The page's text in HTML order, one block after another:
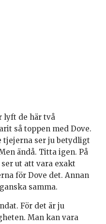
lyft de här två
så toppen med Dove.
tjejerna ser ju betydligt
ändå. Titta igen. På
ut att vara exakt
för Dove det. Annan
samma.
För det är ju
Man kan vara